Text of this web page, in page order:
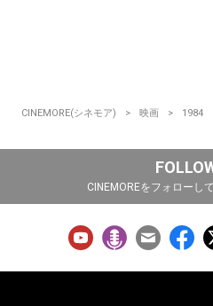
CINEMORE(シネモア) 映画 1984
CINEMOREをフォローし